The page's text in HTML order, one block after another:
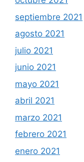
septiembre 2021
agosto 2021
julio 2021
junio 2021
mayo 2021
abril 2021
marzo 2021
febrero 2021
enero 2021